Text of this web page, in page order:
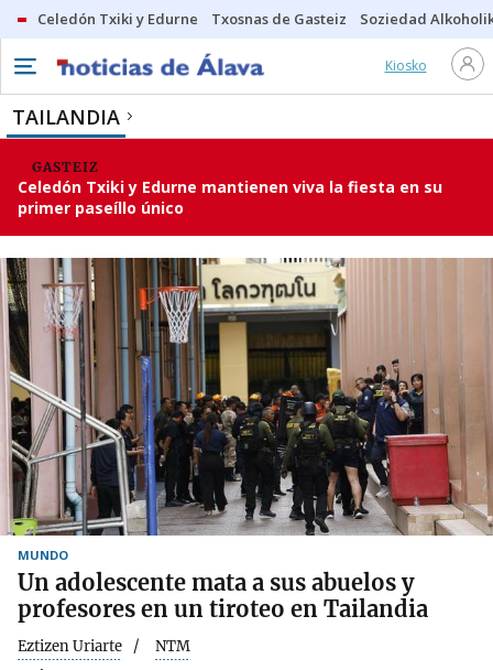
Celedón Txiki y Edurne Txosnas de Gasteiz Soziedad
Kiosko
TAILANDIA
GASTEIZ
Celedón Txiki y Edurne mantienen viva la fiesta en su
primer paseíllo único
MUNDO
Un adolescente mata a sus abuelos y
profesores en un tiroteo en Tailandia
Eztizen Uriarte NTM